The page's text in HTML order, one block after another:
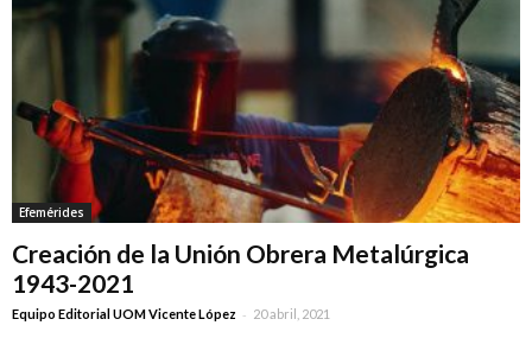
Efemérides
Creación de la Unión Obrera Metalúrgica
1943-2021
Equipo Editorial UOM Vicente López - 20 abril, 2021